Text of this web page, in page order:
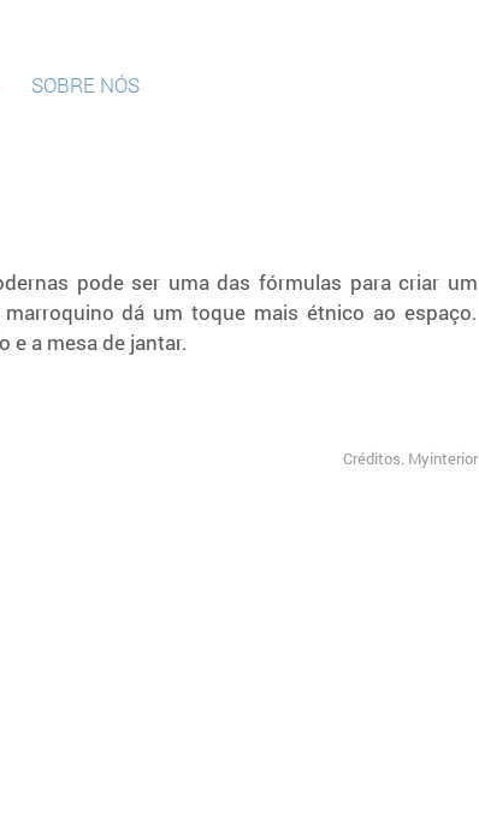
SOBRE NÓS
pode ser uma das fórmulas para criar um
dá um toque mais étnico ao espaço.
e a mesa de jantar.
Créditos. Myinterior